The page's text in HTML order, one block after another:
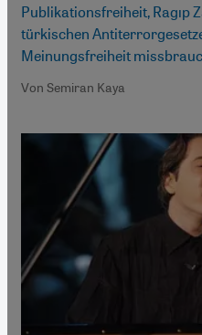
Publikationsfreiheit, Ragıp
türkischen
Meinungsfreiheit
Von Semiran Kaya